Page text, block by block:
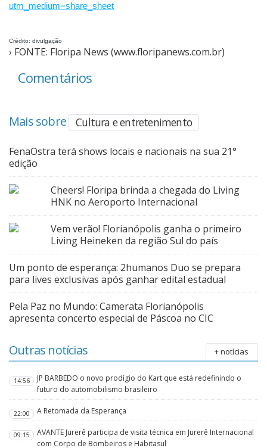
utm_medium=share_sheet
Crédito: divulgação
› FONTE: Floripa News (www.floripanews.com.br)
Comentários
Mais sobre Cultura e entretenimento
FenaOstra terá shows locais e nacionais na sua 21°
edição
Cheers! Floripa brinda a chegada do Living
HNK no Aeroporto Internacional
Vem verão! Florianópolis ganha o primeiro
Living Heineken da região Sul do país
Um ponto de esperança: 2humanos Duo se prepara
para lives exclusivas após ganhar edital estadual
Pela Paz no Mundo: Camerata Florianópolis
apresenta concerto especial de Páscoa no CIC
Outras notícias + notícias
14:56
JP BARBEDO o novo prodígio do Kart que está redefinindo o
futuro do automobilismo brasileiro
22:00 A Retomada da Esperança
09:15
AVANTE Jurerê participa de visita técnica em Jurerê Internacional
com Corpo de Bombeiros e Habitasul